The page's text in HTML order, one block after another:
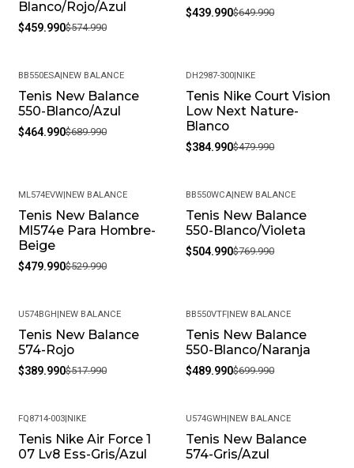
Blanco/Rojo/Azul
$459.990$574.990
$439.990$649.990
-33%
BB550ESA| NEW BALANCE
Tenis New Balance
550-Blanco/Azul
$464.990$689.990
-20%
DH2987-300 NIKE
Tenis Nike Court Vision
Low Next Nature-
Blanco
$384.990$479.990
-9%
ML574EVW| NEW BALANCE
Tenis New Balance
Ml574e Para Hombre-
Beige
$479.990$529.990
-34%
BB550WCA NEW BALANCE
Tenis New Balance
550-Blanco/Violeta
$504.990$769.990
-25%
U574BGH|NEW BALANCE
Tenis New Balance
574-Rojo
$389.990$517.990
-30%
BB550VTF|NEW BALANCE
Tenis New Balance
550-Blanco/Naranja
$489.990$699.990
-20%
FQ8714-003|NIKE
Tenis Nike Air Force 1
07 Lv8 Ess-Gris/Azul
-25%
U574GWH|NEW BALANCE
Tenis New Balance
574-Gris/Azul